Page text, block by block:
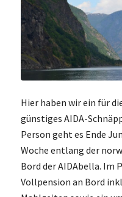
Hier haben wir ein für
günstiges AIDA-
Person geht es Ende
Woche entlang der
Bord der AIDAbella. Im
Vollpension an Bord